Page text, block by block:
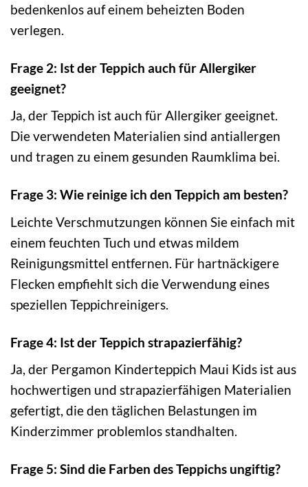
bedenkenlos auf einem beheizten Boden
verlegen.
Frage 2: Ist der Teppich auch für Allergiker
geeignet?
Ja, der Teppich ist auch für Allergiker geeignet.
Die verwendeten Materialien sind antiallergen
und tragen zu einem gesunden Raumklima bei.
Frage 3: Wie reinige ich den Teppich am besten?
Leichte Verschmutzungen können Sie einfach mit
einem feuchten Tuch und etwas mildem
Reinigungsmittel entfernen. Für hartnäckigere
Flecken empfiehlt sich die Verwendung eines
speziellen Teppichreinigers.
Frage 4: Ist der Teppich strapazierfähig?
Ja, der Pergamon Kinderteppich Maui Kids ist aus
hochwertigen und strapazierfähigen Materialien
gefertigt, die den täglichen Belastungen im
Kinderzimmer problemlos standhalten.
Frage 5: Sind die Farben des Teppichs ungiftig?